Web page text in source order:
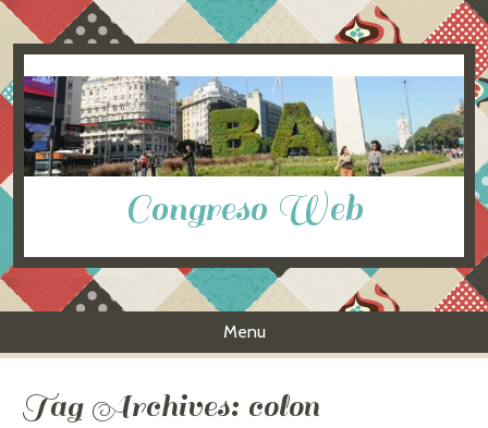
Congreso Web
Menu
Tag Archives: colon